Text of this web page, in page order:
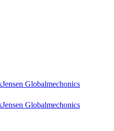
Jensen Globalmechonics
Jensen Globalmechonics